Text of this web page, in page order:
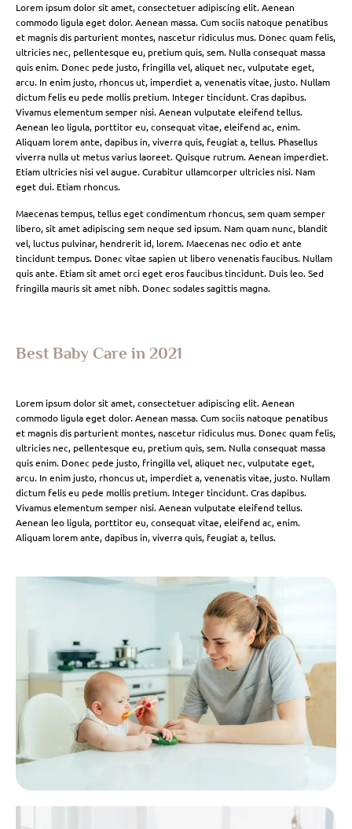
Lorem ipsum dolor sit amet, consectetuer adipiscing elit. Aenean
commodo ligula eget dolor. Aenean massa. Cum sociis natoque penatibus
et magnis dis parturient montes, nascetur ridiculus mus. Donec quam felis,
ultricies nec, pellentesque eu, pretium quis, sem. Nulla consequat massa
quis enim. Donec pede justo, fringilla vel, aliquet nec, vulputate eget,
arcu. In enim justo, rhoncus ut, imperdiet a, venenatis vitae, justo. Nullam
dictum felis eu pede mollis pretium. Integer tincidunt. Cras dapibus.
Vivamus elementum semper nisi. Aenean vulputate eleifend tellus.
Aenean leo ligula, porttitor eu, consequat vitae, eleifend ac, enim.
Aliquam lorem ante, dapibus in, viverra quis, feugiat a, tellus. Phasellus
viverra nulla ut metus varius laoreet. Quisque rutrum. Aenean imperdiet.
Etiam ultricies nisi vel augue. Curabitur ullamcorper ultricies nisi. Nam
eget dui. Etiam rhoncus.
Maecenas tempus, tellus eget condimentum rhoncus, sem quam semper
libero, sit amet adipiscing sem neque sed ipsum. Nam quam nunc, blandit
vel, luctus pulvinar, hendrerit id, lorem. Maecenas nec odio et ante
tincidunt tempus. Donec vitae sapien ut libero venenatis faucibus. Nullam
quis ante. Etiam sit amet orci eget eros faucibus tincidunt. Duis leo. Sed
fringilla mauris sit amet nibh. Donec sodales sagittis magna.
Best Baby Care in 2021
Lorem ipsum dolor sit amet, consectetuer adipiscing elit. Aenean
commodo ligula eget dolor. Aenean massa. Cum sociis natoque penatibus
et magnis dis parturient montes, nascetur ridiculus mus. Donec quam felis,
ultricies nec, pellentesque eu, pretium quis, sem. Nulla consequat massa
quis enim. Donec pede justo, fringilla vel, aliquet nec, vulputate eget,
arcu. In enim justo, rhoncus ut, imperdiet a, venenatis vitae, justo. Nullam
dictum felis eu pede mollis pretium. Integer tincidunt. Cras dapibus.
Vivamus elementum semper nisi. Aenean vulputate eleifend tellus.
Aenean leo ligula, porttitor eu, consequat vitae, eleifend ac, enim.
Aliquam lorem ante, dapibus in, viverra quis, feugiat a, tellus.